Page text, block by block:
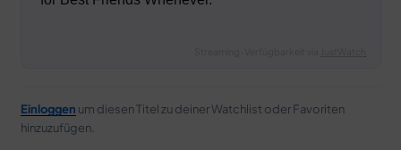
Einloggen um diesen Titel zu deiner Watchlist oder Favoriten
hinzuzufügen.